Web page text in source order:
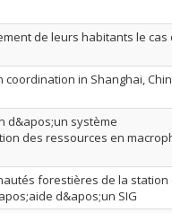
de leurs habitants le cas
in Shanghai,
d&apos;un système
des ressources en
forestières de la station
d&apos;un SIG